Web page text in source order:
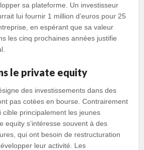
sa plateforme. Un investisseur
lui fournir 1 million d’euros pour 25
en espérant que sa valeur
les cinq prochaines années justifie
le private equity
des investissements dans des
pas cotées en bourse. Contrairement
cible principalement les jeunes
equity s’intéresse souvent à des
qui ont besoin de restructuration
leur activité. Les